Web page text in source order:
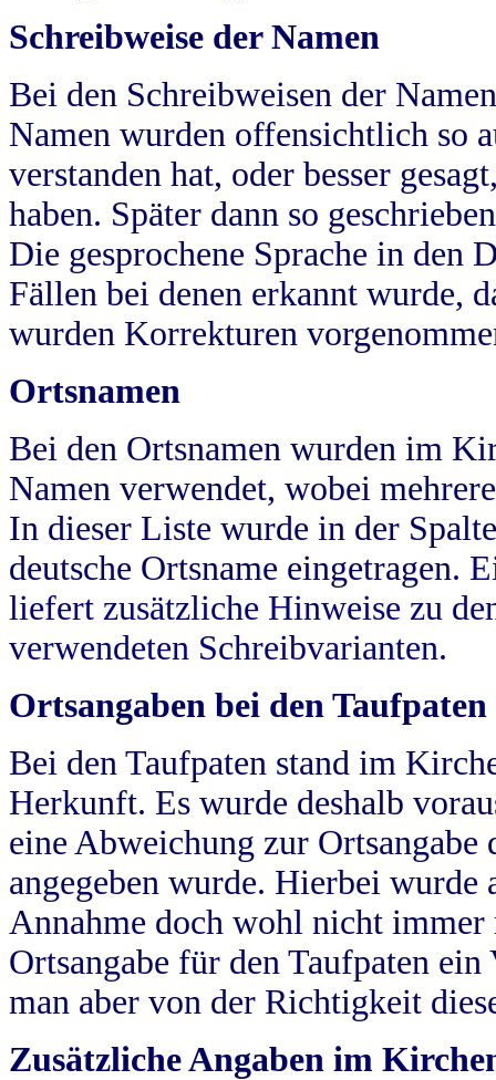
Schreibweise der Namen
Bei den Schreibweisen der
Namen wurden offensichtlich so
verstanden hat, oder besser
haben. Später dann so
Die gesprochene Sprache in
Fällen bei denen erkannt wurde,
wurden Korrekturen
Ortsnamen
Bei den Ortsnamen wurden im
Namen verwendet, wobei
In dieser Liste wurde in der
deutsche Ortsname eingetragen.
liefert zusätzliche Hinweise zu
verwendeten Schreibvarianten.
Ortsangaben bei den Taufpaten
Bei den Taufpaten stand im
Herkunft. Es wurde deshalb
eine Abweichung zur
angegeben wurde. Hierbei wurde
Annahme doch wohl nicht
Ortsangabe für den Taufpaten
man aber von der Richtigkeit
Zusätzliche Angaben im